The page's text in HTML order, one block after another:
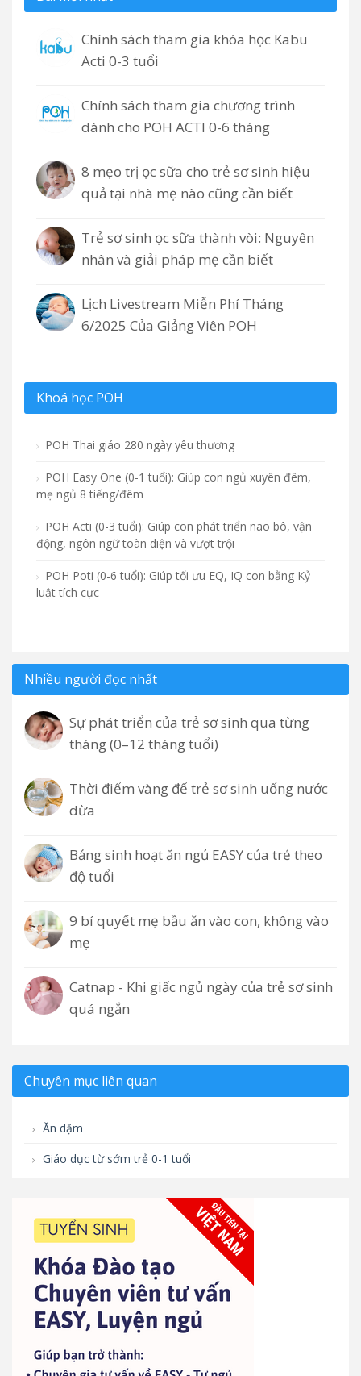
Chính sách tham gia khóa học Kabu
Acti 0-3 tuổi
Chính sách tham gia chương trình
dành cho POH ACTI 0-6 tháng
8 mẹo trị ọc sữa cho trẻ sơ sinh hiệu
quả tại nhà mẹ nào cũng cần biết
Trẻ sơ sinh ọc sữa thành vòi: Nguyên
nhân và giải pháp mẹ cần biết
Lịch Livestream Miễn Phí Tháng
6/2025 Của Giảng Viên POH
Khoá học POH
POH Thai giáo 280 ngày yêu thương
POH Easy One (0-1 tuổi): Giúp con ngủ xuyên đêm,
mẹ ngủ 8 tiếng/đêm
POH Acti (0-3 tuổi): Giúp con phát triển não bô, vận
động, ngôn ngữ toàn diện và vượt trội
POH Poti (0-6 tuổi): Giúp tối ưu EQ, IQ con bằng Kỷ
luật tích cực
Nhiều người đọc nhất
Sự phát triển của trẻ sơ sinh qua từng
tháng (0–12 tháng tuổi)
Thời điểm vàng để trẻ sơ sinh uống nước
dừa
Bảng sinh hoạt ăn ngủ EASY của trẻ theo
độ tuổi
9 bí quyết mẹ bầu ăn vào con, không vào
mẹ
Catnap - Khi giấc ngủ ngày của trẻ sơ sinh
quá ngắn
Chuyên mục liên quan
Ăn dặm
Giáo dục từ sớm trẻ 0-1 tuổi